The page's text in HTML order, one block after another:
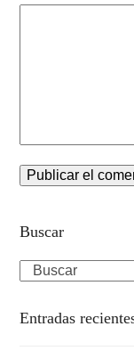
Buscar
Search
Entradas